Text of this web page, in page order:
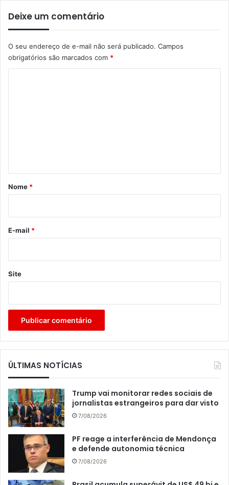
Deixe um comentário
O seu endereço de e-mail não será publicado. Campos
obrigatórios são marcados com *
r
*
Nome *
E-mail *
Site
ÚLTIMAS NOTÍCIAS
Trump vai monitorar redes sociais de
jornalistas estrangeiros para dar visto
7/08/2026
PF reage a interferência de Mendonça
e defende autonomia técnica
7/08/2026